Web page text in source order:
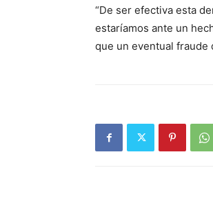
“De ser efectiva esta
estaríamos ante un
que un eventual fraude